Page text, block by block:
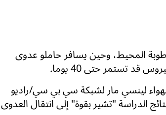
المحيط، وحين يسافر حاملو عدوى
تستمر حتى 40 يوما.
لينسي مار لشبكة سي بي سي/راديو
الدراسة "تشير بقوة" إلى انتقال العدوى